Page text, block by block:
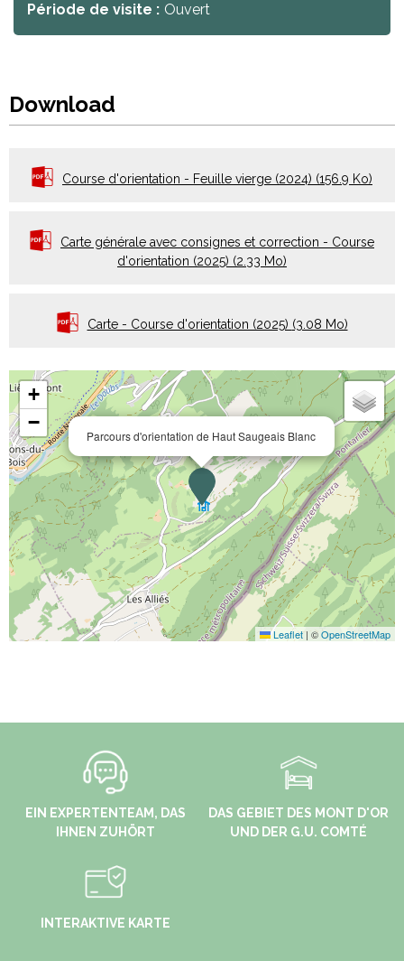
Période de visite : Ouvert
Download
Course d'orientation - Feuille vierge (2024) (156.9 Ko)
Carte générale avec consignes et correction - Course
d'orientation (2025) (2.33 Mo)
Carte - Course d'orientation (2025) (3.08 Mo)
Parcours d'orientation de Haut Saugeais Blanc
+
−
Leaflet | ©OpenStreetMap
EIN EXPERTENTEAM, DAS
IHNEN ZUHÖRT
DAS GEBIET DES MONT D'OR
UND DER G.U. COMTÉ
INTERAKTIVE KARTE